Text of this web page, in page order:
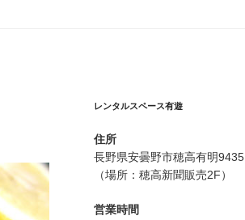
レンタルスペース有遊
住所
長野県安曇野市穂高有明9435
（場所：穂高新聞販売2F）
営業時間